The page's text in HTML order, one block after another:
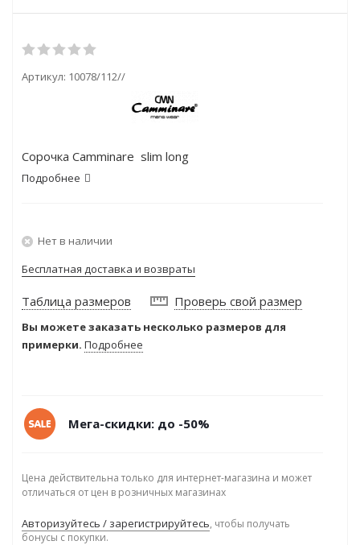
Артикул: 10078/112//
Сорочка Camminare slim long
Подробнее
Нет в наличии
Бесплатная доставка и возвраты
Таблица размеров Проверь свой размер
Вы можете заказать несколько размеров для
примерки. Подробнее
Мега-скидки: до -50%
Цена действительна только для интернет-магазина и может
отличаться от цен в розничных магазинах
Авторизуйтесь / зарегистрируйтесь, чтобы получать
бонусы с покупки.